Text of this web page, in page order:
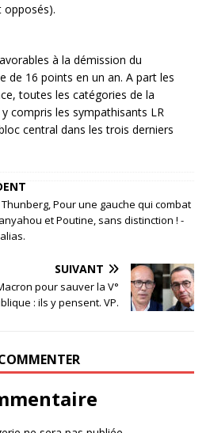
opposés).
à la démission du
de 16 points en un an. A part les
toutes les catégories de la
compris les sympathisants LR
central dans les trois derniers
Pour une gauche qui combat
et Poutine, sans distinction ! -
SUIVANT
pour sauver la V°
: ils y pensent. VP.